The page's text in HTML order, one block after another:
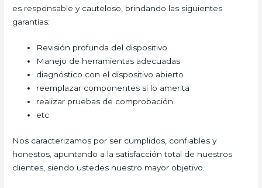
es responsable y cauteloso, brindando las siguientes
garantías:
Revisión profunda del dispositivo
Manejo de herramientas adecuadas
diagnóstico con el dispositivo abierto
reemplazar componentes si lo amerita
realizar pruebas de comprobación
etc
Nos caracterizamos por ser cumplidos, confiables y
honestos, apuntando a la satisfacción total de nuestros
clientes, siendo ustedes nuestro mayor objetivo.